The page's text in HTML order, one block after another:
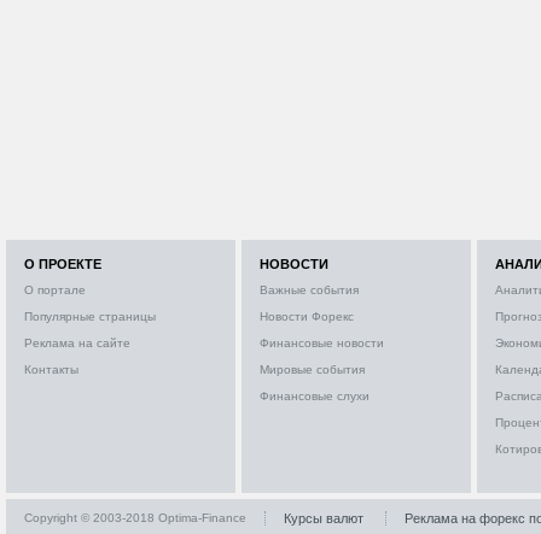
О ПРОЕКТЕ
О портале
Популярные страницы
Реклама на сайте
Контакты
НОВОСТИ
Важные события
Новости Форекс
Финансовые новости
Мировые события
Финансовые слухи
Copyright © 2003-2018 Optima-Finance Курсы валют Реклама на форекс